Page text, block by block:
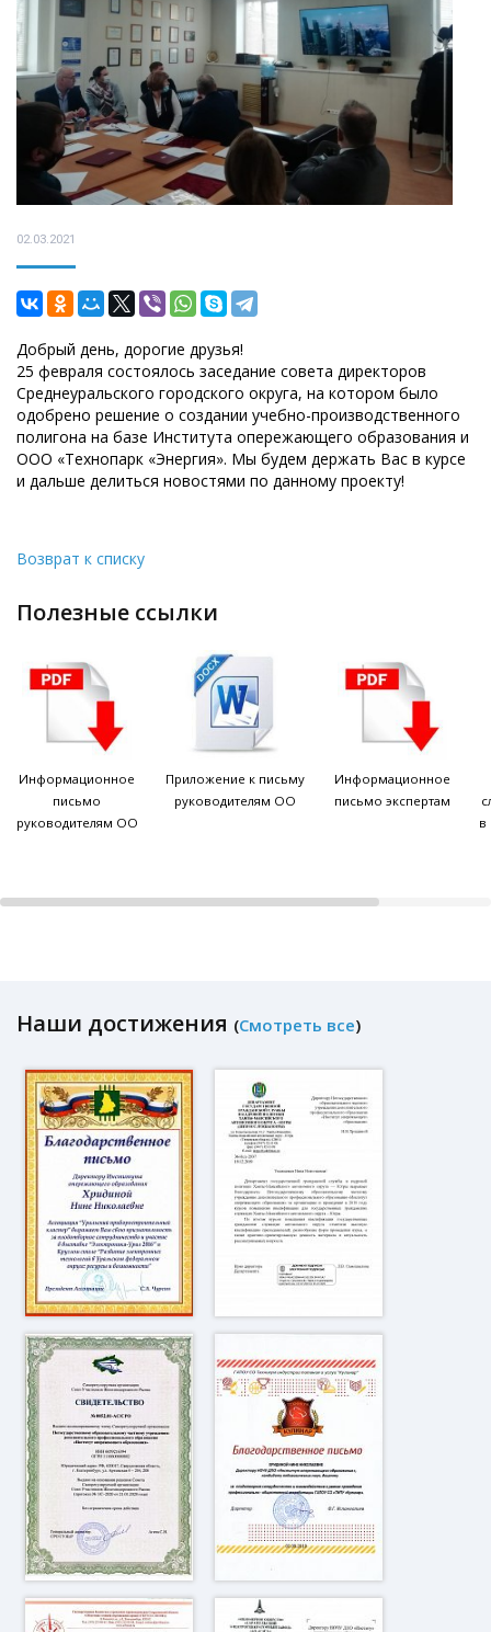
02.03.2021
Добрый день, дорогие друзья!
25 февраля состоялось заседание совета директоров
Среднеуральского городского округа, на котором было
одобрено решение о создании учебно-производственного
полигона на базе Института опережающего образования и
ООО «Технопарк «Энергия». Мы будем держать Вас в курсе
и дальше делиться новостями по данному проекту!
Возврат к списку
полезные ссылки
Информационное
письмо
руководителям ОО
Приложение к письму
руководителям ОО
Информационное
письмо экспертам
в
Наши достижения (Смотреть все)